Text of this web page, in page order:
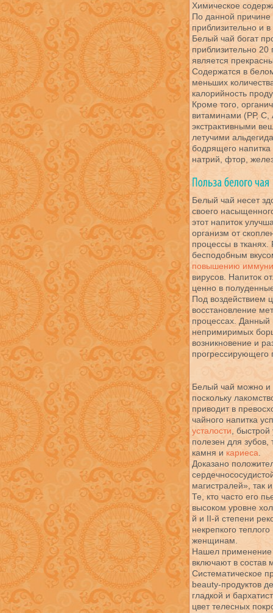
Химическое
По данной причине
приблизительно и
Белый чай богат
приблизительно 20
является
Содержатся в
меньших
калорийность
Кроме того,
витаминами (РР,
экстрактивными
летучими
бодрящего
натрий, фтор,
Белый чай несет
своего
этот напиток
организм от
процессы в
бесподобным
повышению
вирусов. Напиток
ценно в
Под воздействием
восстановление
процессах. Данный
непримиримых
возникновение и
прогрессирующего
Белый чай можно и
поскольку
приводит в
чайного напитка
усталости ,
полезен для зубов,
камня и кариеса
Доказано
магистралей», так
Те, кто часто его
высоком уровне
й и II-й степени
некрепкого
женщинам.
Нашел применение
включают в состав
Систематическое
beauty-продуктов
гладкой и
цвет телесных